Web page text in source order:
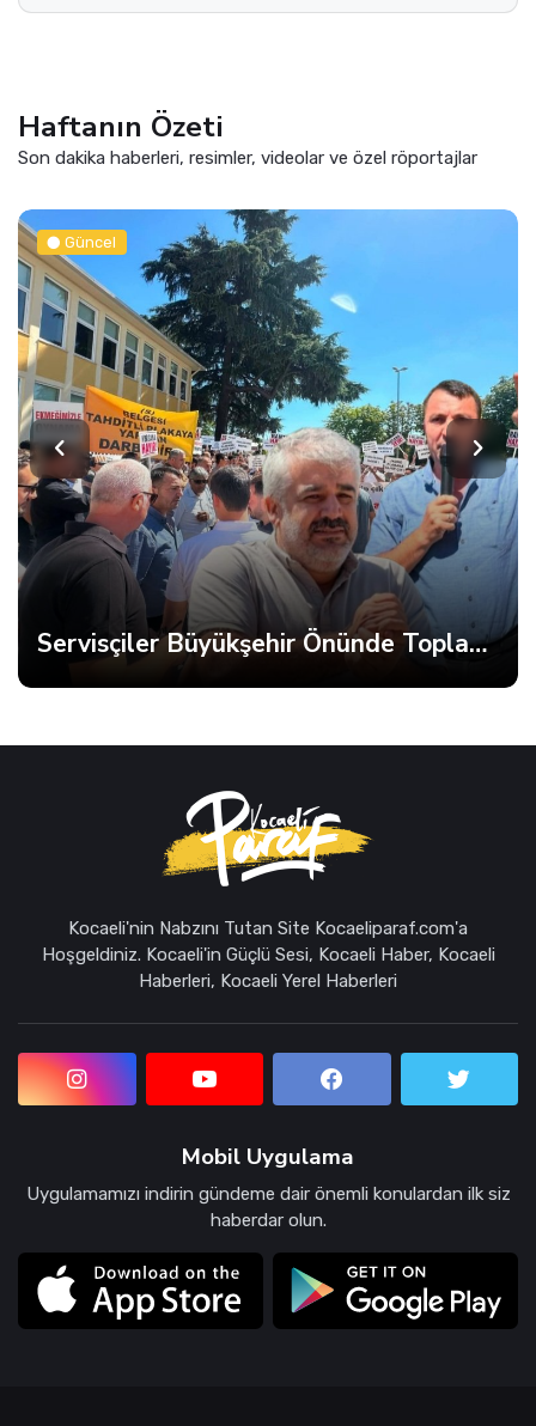
Haftanın Özeti
Son dakika haberleri, resimler, videolar ve özel röportajlar
Güncel
Servisçiler Büyükşehir Önünde Toplandı, Gerginlik Yaşandı
Kocaeli'nin Nabzını Tutan Site Kocaeliparaf.com'a
Hoşgeldiniz. Kocaeli'in Güçlü Sesi, Kocaeli Haber, Kocaeli
Haberleri, Kocaeli Yerel Haberleri
Mobil Uygulama
Uygulamamızı indirin gündeme dair önemli konulardan ilk siz
haberdar olun.